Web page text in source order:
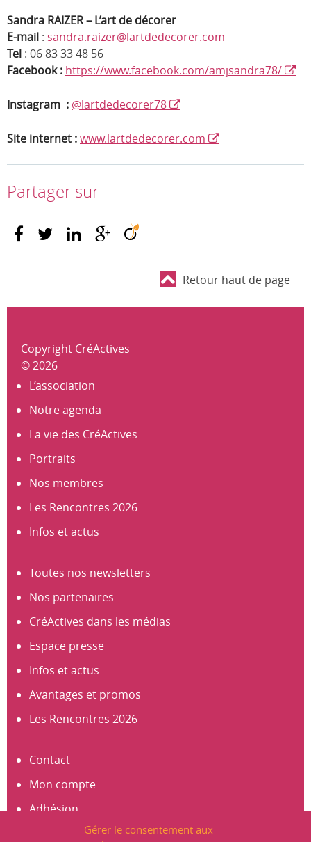
Gérer le consentement aux
Sandra RAIZER – L’art de décorer
E-mail : sandra.raizer@lartdedecorer.com
Tel : 06 83 33 48 56
Facebook : https://www.facebook.com/amjsandra78/
Instagram : @lartdedecorer78
Site internet :www.lartdedecorer.com
Partager sur
Retour haut de page
Copyright CréActives
© 2026
L’association
Notre agenda
La vie des CréActives
Portraits
Nos membres
Les Rencontres 2026
Infos et actus
Toutes nos newsletters
Nos partenaires
CréActives dans les médias
Espace presse
Infos et actus
Avantages et promos
Les Rencontres 2026
Contact
Mon compte
Adhésion
S’abonner à la newsletter